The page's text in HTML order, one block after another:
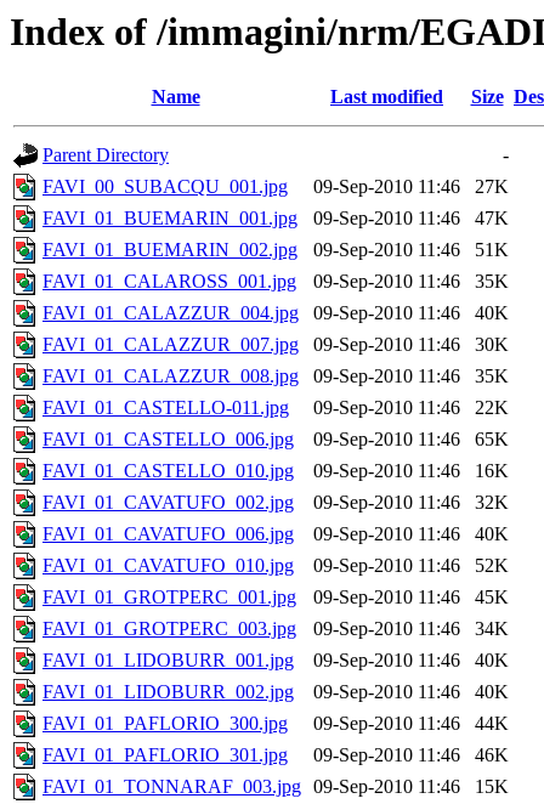
Index of /immagini/nrm/
Name Last modified Size
Parent Directory
-
FAVI_00_SUBACQU_001.jpg
09-Sep-2010 11:46
27K
FAVI_01_BUEMARIN_001.jpg
09-Sep-2010 11:46
47K
FAVI_01_BUEMARIN_002.jpg
09-Sep-2010 11:46
51K
FAVI_01_CALAROSS_001.jpg
09-Sep-2010 11:46
35K
FAVI_01_CALAZZUR_004.jpg
09-Sep-2010 11:46
40K
FAVI_01_CALAZZUR_007.jpg
09-Sep-2010 11:46
30K
FAVI_01_CALAZZUR_008.jpg
09-Sep-2010 11:46
35K
FAVI_01_CASTELLO-011.jpg
09-Sep-2010 11:46
22K
FAVI_01_CASTELLO_006.jpg
09-Sep-2010 11:46
65K
FAVI_01_CASTELLO_010.jpg
09-Sep-2010 11:46
16K
FAVI_01_CAVATUFO_002.jpg
09-Sep-2010 11:46
32K
FAVI_01_CAVATUFO_006.jpg
09-Sep-2010 11:46
40K
FAVI_01_CAVATUFO_010.jpg
09-Sep-2010 11:46
52K
FAVI_01_GROTPERC_001.jpg
09-Sep-2010 11:46
45K
FAVI_01_GROTPERC_003.jpg
09-Sep-2010 11:46
34K
FAVI_01_LIDOBURR_001.jpg
09-Sep-2010 11:46
40K
FAVI_01_LIDOBURR_002.jpg
09-Sep-2010 11:46
40K
FAVI_01_PAFLORIO_300.jpg
09-Sep-2010 11:46
44K
FAVI_01_PAFLORIO_301.jpg
09-Sep-2010 11:46
46K
FAVI_01_TONNARAF_003.jpg 09-Sep-2010 11:46
15K